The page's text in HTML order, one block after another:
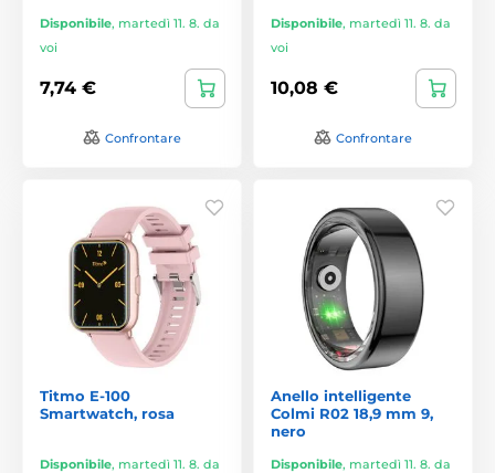
Disponibile, martedì 11. 8. da
voi
7,74 €
Confrontare
Disponibile, martedì 11. 8. da
voi
10,08 €
Confrontare
Titmo E-100
Smartwatch, rosa
Disponibile, martedì 11. 8. da
Anello intelligente
Colmi R02 18,9 mm 9,
nero
Disponibile, martedì 11. 8. da